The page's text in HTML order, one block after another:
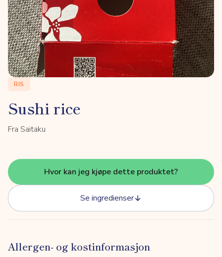
RIS
Sushi rice
Fra Saitaku
Hvor kan jeg kjøpe dette produktet?
Se ingredienser
Allergen- og kostinformasjon